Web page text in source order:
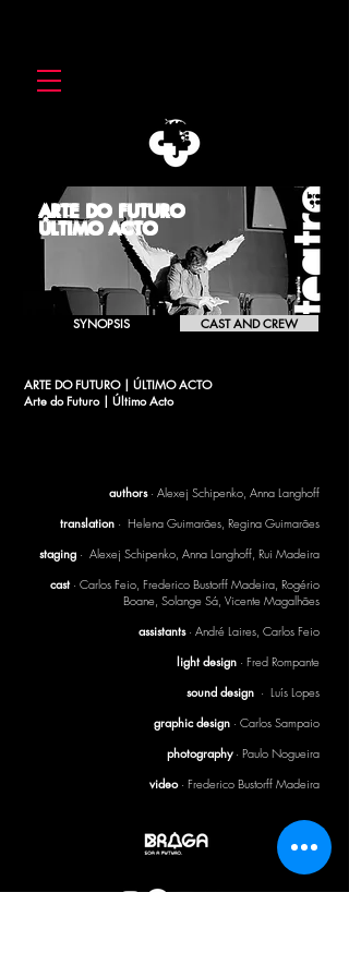
ARTE DO FUTURO
ÚLTIMO ACTO
SYNOPSIS CAST AND CREW
ARTE DO FUTURO | ÚLTIMO ACTO
Arte do Futuro | Último Acto
authors· Alexej Schipenko, Anna Langhoff
translation · Helena Guimarães, Regina Guimarães
staging · Alexej Schipenko, Anna Langhoff, Rui Madeira
cast · Carlos Feio, Frederico Bustorff Madeira, Rogério
Boane, Solange Sá, Vicente Magalhães
assistants· André Laires, Carlos Feio
light design · Fred Rompante
sound design · Luís Lopes
graphic design · Carlos Sampaio
photography· Paulo Nogueira
video· Frederico Bustorff Madeira